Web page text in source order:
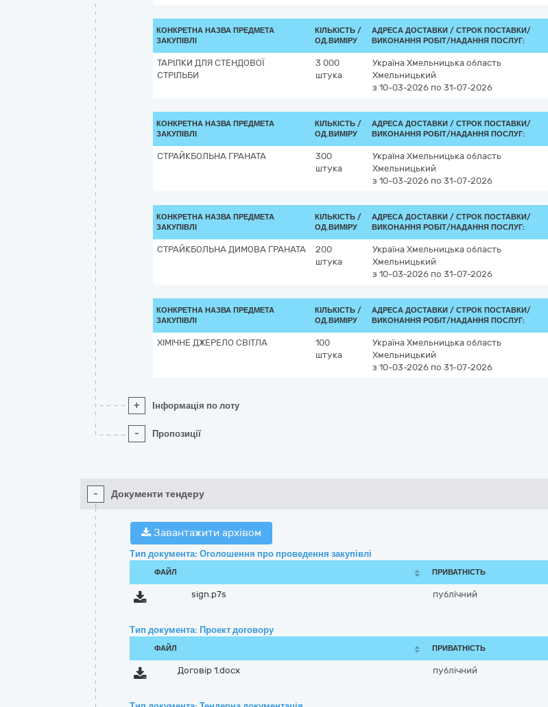
КОНКРЕТНА НАЗВА ПРЕДМЕТА
ЗАКУПІВЛІ
КІЛЬКІСТЬ /
ОД.ВИМІРУ
АДРЕСА ДОСТАВКИ / СТРОК ПОСТАВКИ/
ВИКОНАННЯ РОБІТ/НАДАННЯ ПОСЛУГ:
ТАРІЛКИ ДЛЯ СТЕНДОВОЇ
СТРІЛЬБИ
3 000
штука
Україна Хмельницька область
Хмельницький
з 10-03-2026 по 31-07-2026
КОНКРЕТНА НАЗВА ПРЕДМЕТА
ЗАКУПІВЛІ
КІЛЬКІСТЬ /
ОД.ВИМІРУ
АДРЕСА ДОСТАВКИ / СТРОК ПОСТАВКИ/
ВИКОНАННЯ РОБІТ/НАДАННЯ ПОСЛУГ:
СТРАЙКБОЛЬНА ГРАНАТА
300
штука
Україна Хмельницька область
Хмельницький
з 10-03-2026 по 31-07-2026
КОНКРЕТНА НАЗВА ПРЕДМЕТА
ЗАКУПІВЛІ
КІЛЬКІСТЬ /
ОД.ВИМІРУ
АДРЕСА ДОСТАВКИ / СТРОК ПОСТАВКИ/
ВИКОНАННЯ РОБІТ/НАДАННЯ ПОСЛУГ:
СТРАЙКБОЛЬНА ДИМОВА ГРАНАТА
200
штука
Україна Хмельницька область
Хмельницький
з 10-03-2026 по 31-07-2026
КОНКРЕТНА НАЗВА ПРЕДМЕТА
ЗАКУПІВЛІ
КІЛЬКІСТЬ /
ОД.ВИМІРУ
АДРЕСА ДОСТАВКИ / СТРОК ПОСТАВКИ/
ВИКОНАННЯ РОБІТ/НАДАННЯ ПОСЛУГ:
ХІМІЧНЕ ДЖЕРЕЛО СВІТЛА
100
штука
Україна Хмельницька область
Хмельницький
з 10-03-2026 по 31-07-2026
+ Інформація по лоту
- Пропозиції
- Документи тендеру
Завантажити архівом
Тип документа: Оголошення про проведення закупівлі
ФАЙЛ ПРИВАТНІСТЬ
sign.p7s публічний
Тип документа: Проект договору
ФАЙЛ ПРИВАТНІСТЬ
Договір 1.docx публічний